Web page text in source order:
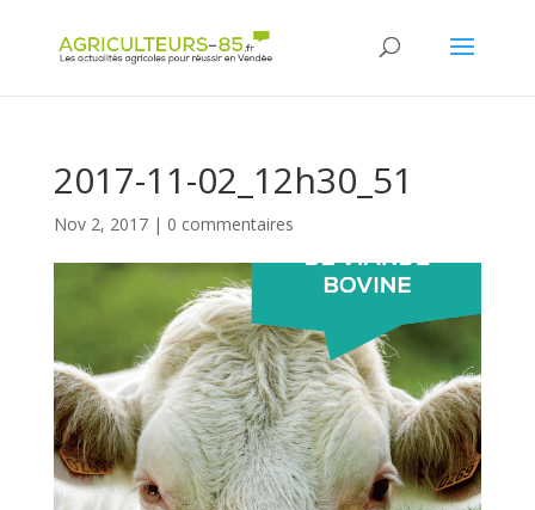
2017-11-02_12h30_51
Nov 2, 2017| 0 commentaires